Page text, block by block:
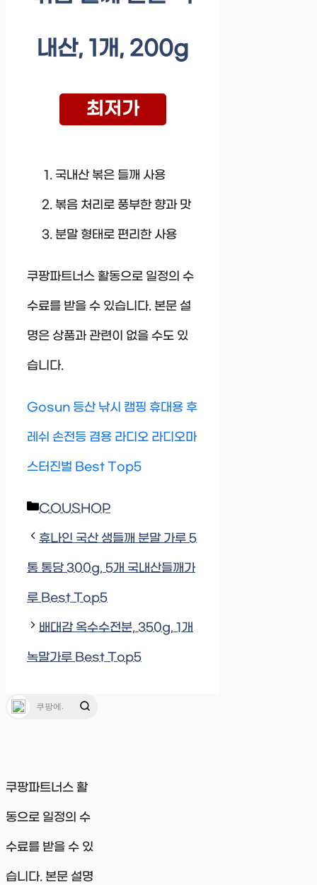
내산, 1개, 200g
최저가
국내산 볶은 들깨 사용
볶음 처리로 풍부한 향과 맛
분말 형태로 편리한 사용
쿠팡파트너스 활동으로 일정의 수
수료를 받을 수 있습니다. 본문 설
명은 상품과 관련이 없을 수도 있
습니다.
Gosun 등산 낚시 캠핑 휴대용 후
레쉬 손전등 겸용 라디오 라디오마
스터진벌 Best Top5
Categories
COUSHOP
휴나인 국산 생들깨 분말 가루 5
통 통당 300g, 5개 국내산들깨가
루 Best Top5
배대감 옥수수전분, 350g, 1개
녹말가루 Best Top5
쿠팡파트너스 활
동으로 일정의 수
수료를 받을 수 있
습니다. 본문 설명